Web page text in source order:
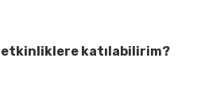
etkinliklere katılabilirim?